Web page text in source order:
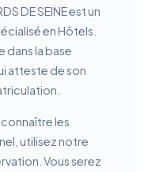
DE SEINE est un
en Hôtels.
la base
atteste de son
les
utilisez notre
Vous serez